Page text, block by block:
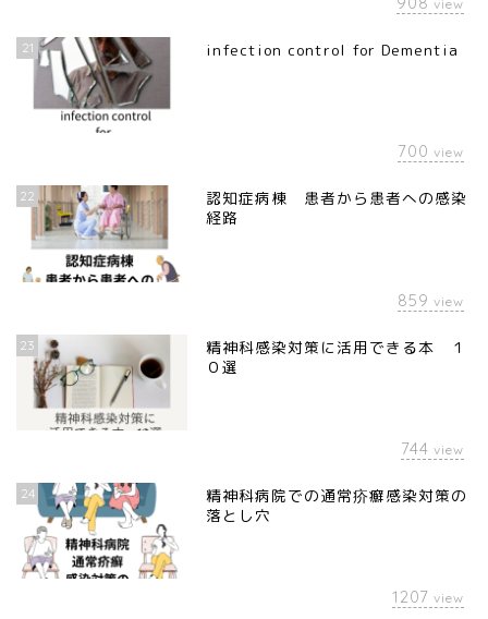
view
21 infection control for Dementia
700 view
22
認知症病棟 患者から患者への感染
経路
859 view
23
精神科感染対策に活用できる本 １
０選
744 view
24
精神科病院での通常疥癬感染対策の
落とし穴
1207 view